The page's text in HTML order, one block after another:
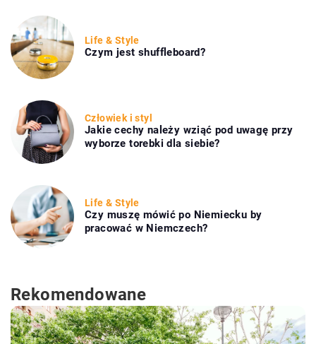
Life & Style
Czym jest shuffleboard?
Człowiek i styl
Jakie cechy należy wziąć pod uwagę przy
wyborze torebki dla siebie?
Life & Style
Czy muszę mówić po Niemiecku by
pracować w Niemczech?
Rekomendowane